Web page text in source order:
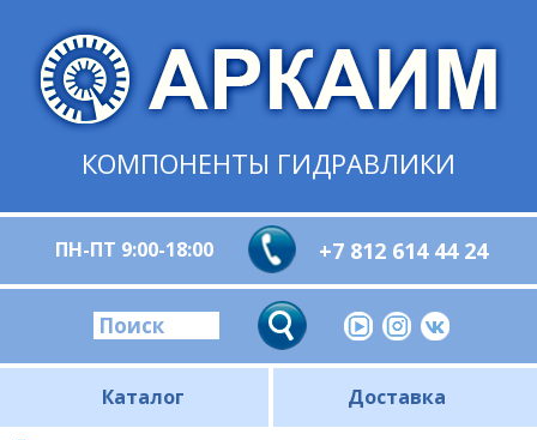
КОМПОНЕНТЫ ГИДРАВЛИКИ
ПН-ПТ 9:00-18:00 +7 812 614 44 24
Каталог Доставка